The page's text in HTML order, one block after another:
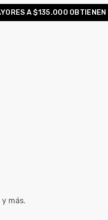
A $135.000 OBTIENEN
más.